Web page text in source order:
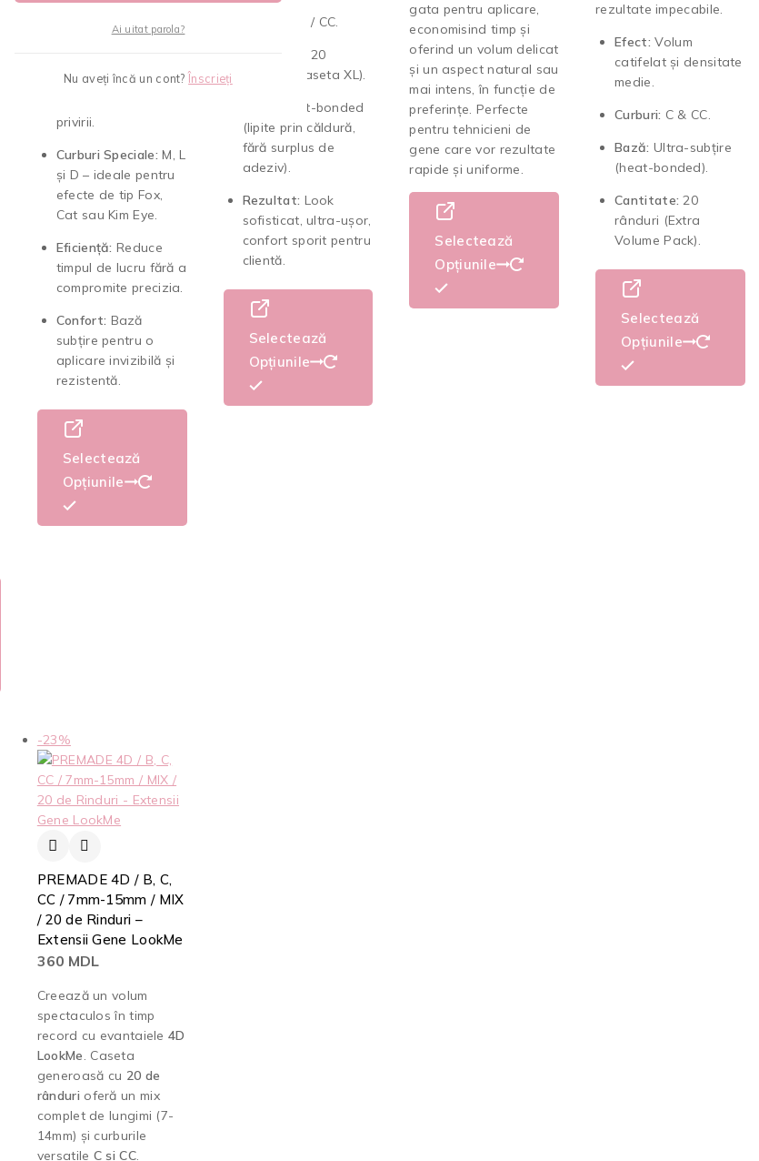
M, L și D.
definire
privirii.
Curburi Speciale: M, L
și D – ideale pentru
efecte de tip Fox,
Cat sau Kim Eye.
Eficiență: Reduce
timpul de lucru fără a
compromite precizia.
Confort: Bază
subțire pentru o
aplicare invizibilă și
rezistentă.
Selectează
Opțiunile
C / CC.
20
rânduri (Caseta XL).
Heat-bonded
(lipite prin căldură,
fără surplus de
adeziv).
Rezultat: Look
sofisticat, ultra-ușor,
confort sporit pentru
clientă.
Selectează
Opțiunile
gata pentru aplicare,
economisind timp și
oferind un volum delicat
și un aspect natural sau
mai intens, în funcție de
preferințe. Perfecte
pentru tehnicieni de
gene care vor rezultate
rapide și uniforme.
Selectează
Opțiunile
rezultate impecabile.
Efect: Volum
catifelat și densitate
medie.
Curburi: C & CC.
Bază: Ultra-subțire
(heat-bonded).
Cantitate: 20
rânduri (Extra
Volume Pack).
Selectează
Opțiunile
-23%
PREMADE 4D / B, C,
CC / 7mm-15mm / MIX
/ 20 de Rinduri –
Extensii Gene LookMe
360 MDL
Creează un volum
spectaculos în timp
record cu evantaiele4D
LookMe. Caseta
generoasă cu 20 de
rânduri oferă un mix
complet de lungimi (7-
14mm) și curburile
versatile C și CC.
Ai uitat parola?
Nu aveți încă un cont? Înscrieți